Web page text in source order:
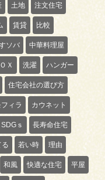
土地 注文住宅
賃貸 比較
ソバ 中華料理屋
Ｘ 洗濯 ハンガー
住宅会社の選び方
ィラ カウネット
SDGｓ 長寿命住宅
る 若い時 理由
和風 快適な住宅 平屋